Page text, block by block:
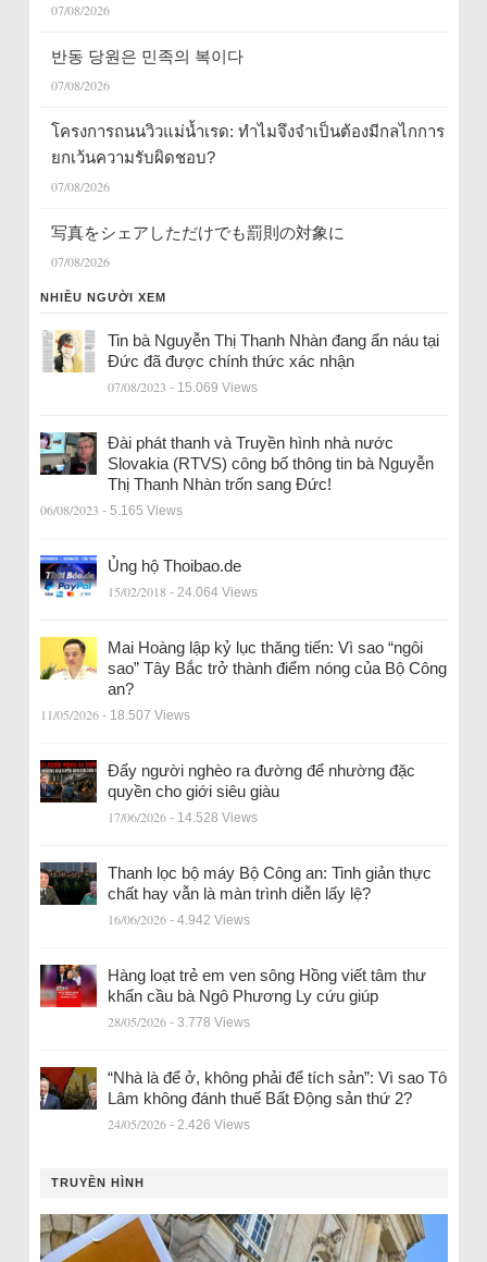
07/08/2026
반동 당원은 민족의 복이다
07/08/2026
โครงการถนนวิวแม่น้ำเรด: ทำไมจึงจำเป็นต้องมีกลไกการ
ยกเว้นความรับผิดชอบ?
07/08/2026
写真をシェアしただけでも罰則の対象に
07/08/2026
NHIỀU NGƯỜI XEM
Tin bà Nguyễn Thị Thanh Nhàn đang ẩn náu tại
Đức đã được chính thức xác nhận
07/08/2023 - 15.069 Views
Đài phát thanh và Truyền hình nhà nước
Slovakia (RTVS) công bố thông tin bà Nguyễn
Thị Thanh Nhàn trốn sang Đức!
06/08/2023 - 5.165 Views
Ủng hộ Thoibao.de
15/02/2018 - 24.064 Views
Mai Hoàng lập kỷ lục thăng tiến: Vì sao “ngôi
sao” Tây Bắc trở thành điểm nóng của Bộ Công
an?
11/05/2026 - 18.507 Views
Đẩy người nghèo ra đường để nhường đặc
quyền cho giới siêu giàu
17/06/2026 - 14.528 Views
Thanh lọc bộ máy Bộ Công an: Tinh giản thực
chất hay vẫn là màn trình diễn lấy lệ?
16/06/2026 - 4.942 Views
Hàng loạt trẻ em ven sông Hồng viết tâm thư
khẩn cầu bà Ngô Phương Ly cứu giúp
28/05/2026 - 3.778 Views
“Nhà là để ở, không phải để tích sản”: Vì sao Tô
Lâm không đánh thuế Bất Động sản thứ 2?
24/05/2026 - 2.426 Views
TRUYỀN HÌNH